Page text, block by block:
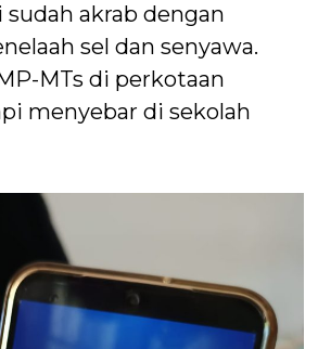
akrab dengan
sel dan senyawa.
MTs di perkotaan
menyebar di sekolah